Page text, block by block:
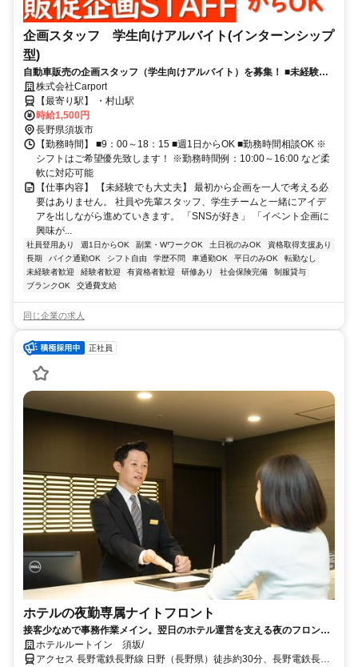
企画スタッフ 学生向けアルバイト(インターンシップ
型)
自動車販売の企画スタッフ（学生向けアルバイト）を募集！ ■未経験
OK！アイデアとやる気を重視！■大学1〜2年生の方歓迎（学年に応じた
経験を積めます）
株式会社Carport
【最寄り駅】 ・村山駅
時給1,500円
長野県須坂市
【勤務時間】 ■9：00～18：15 ■週1日からOK ■勤務時間相談OK ※
シフトはご希望優先致します！ ※勤務時間例：10:00～16:00 など柔
軟に対応可能
【仕事内容】 【未経験でも大丈夫】 最初から企画を一人で考える必
要はありません。 社員や先輩スタッフ、学生チームと一緒にアイデ
アを出しながら進めていきます。 「SNSが好き」 「イベント企画に
興味が...
社員登用あり 週1日からOK 副業・WワークOK 土日祝のみOK
資格取得支援あり
長期
バイク通勤OK シフト自由 学歴不問 車通勤OK 平日のみOK
転勤なし
未経験者歓迎
経験者歓迎 有資格者歓迎 研修あり 社会保険完備
制服貸与
ブランクOK
交通費支給
同じ企業の求人
正社員
ホテルの夜勤専属ナイトフロント
接客少なめで事務作業メイン。翌日のホテル運営を支える夜のフロン
ト・事務・管理スタッフ
ホテルルートイン 須坂/
アクセス 長野電鉄長野線 日野（長野県）徒歩約30分、長野電鉄長野